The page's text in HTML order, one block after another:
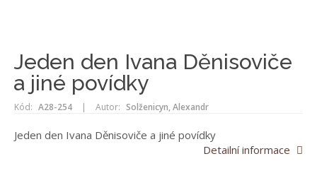
Jeden den Ivana Děnisoviče
a jiné povídky
Kód: A28-254 | Autor: Solženicyn, Alexandr
Jeden den Ivana Děnisoviče a jiné povídky
Detailní informace